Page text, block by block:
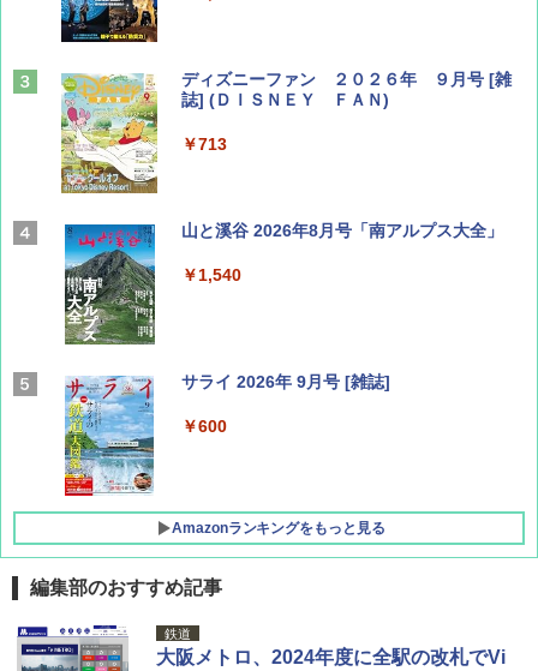
ディズニーファン ２０２６年 ９月号 [雑
誌] (ＤＩＳＮＥＹ ＦＡＮ)
￥713
山と溪谷 2026年8月号「南アルプス大全」
￥1,540
サライ 2026年 9月号 [雑誌]
￥600
Amazonランキングをもっと見る
地球の歩き方 スター・ウォーズ
[キャンパーズコレクション 山善] ポップアッ
プテント 傘みたいに広げて畳める パッとサ
ッとサンシェード キューブ フルクローズ メ
DEWEL パラソル 大型 ビーチ アウトドアパ
ラソル ガーデン サイトシート付 折りたたみ
防水 UVカット 4段階高さ調整 軽量 収納袋付
編集部のおすすめ記事
鉄道
大阪メトロ、2024年度に全駅の改札でVi